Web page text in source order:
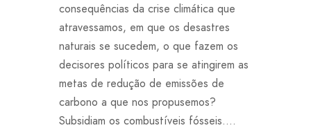
consequências da crise climática que
atravessamos, em que os desastres
naturais se sucedem, o que fazem os
decisores políticos para se atingirem as
metas de redução de emissões de
carbono a que nos propusemos?
Subsidiam os combustíveis fósseis....